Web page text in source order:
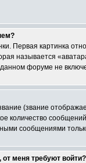
Первая картинка
называется
форуме не
(звание
количество
сообщениями
меня требуют войти?